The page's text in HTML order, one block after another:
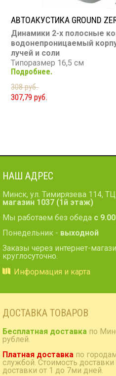
АВТОАКУСТИКА GROUND
Динамики 2-х полосные
водонепроницаемый
лучей и соли
Типоразмер 16,5 см
Номинальная мощность: 70
Максимальная мощность:
Диапазон частот: 60 - 25 000
Чувствительность: 91 дБ
Подробнее.
308 руб.
307,79 руб.
НАШ АДРЕС
Минск, ул. Тимирязева 114,
магазин 1037 (1й этаж)
Мы работаем без обеда с
Понедельник - выходной
Заказы через интернет-
круглосуточно.
Информация и карта
ДОСТАВКА ТОВАРОВ
Бесплатная доставка по
рублей.
Платная доставка по
службой. Стоимость
доставки от 1 до 7ми дней.